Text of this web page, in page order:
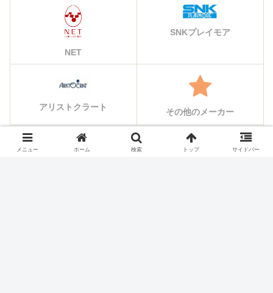
NET
SNKプレイモア
アリストクラート その他のメーカー
メニュー ホーム 検索 トップ サイドバー